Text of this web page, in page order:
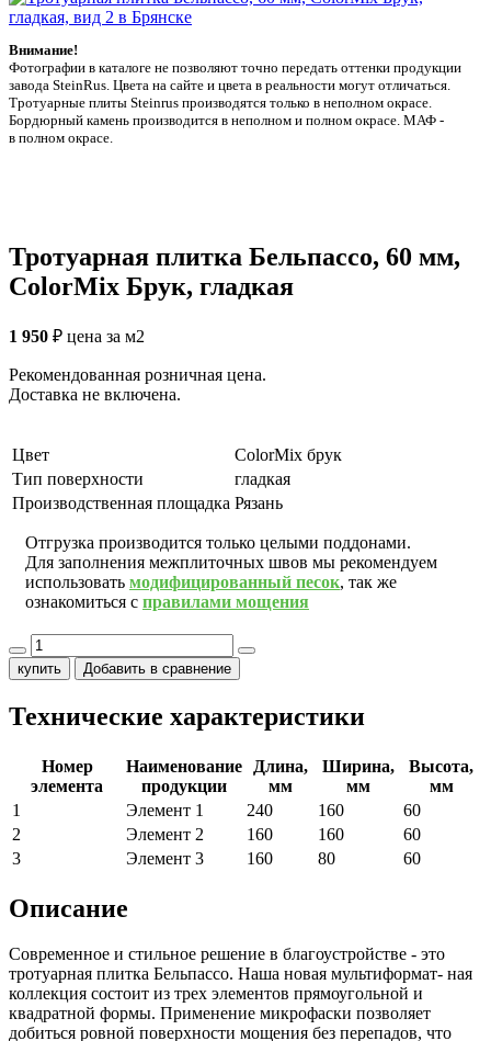
Внимание!
Фотографии в каталоге не позволяют точно передать оттенки продукции
заводa SteinRus. Цвета на сайте и цвета в реальности могут отличаться.
Тротуарные плиты Steinrus производятся только в неполном окрасе.
Бордюрный камень производится в неполном и полном окрасе. МАФ -
в полном окрасе.
Тротуарная плитка Бельпассо, 60 мм,
ColorMix Брук, гладкая
1 950 ₽ цена за м2
Рекомендованная розничная цена.
Доставка не включена.
Цвет
ColorMix брук
Тип поверхности
гладкая
Производственная площадка Рязань
Отгрузка производится только целыми поддонами.
Для заполнения межплиточных швов мы рекомендуем
использовать модифицированный песок, так же
ознакомиться с правилами мощения
купить Добавить в сравнение
Технические характеристики
Номер
элемента
Наименование
продукции
Длина,
мм
Ширина,
мм
Высота,
мм
1
Элемент 1 240 160
60
2
Элемент 2 160 160
60
3
Элемент 3 160 80 60
Описание
Современное и стильное решение в благоустройстве - это
тротуарная плитка Бельпассо. Наша новая мультиформат- ная
коллекция состоит из трех элементов прямоугольной и
квадратной формы. Применение микрофаски позволяет
добиться ровной поверхности мощения без перепадов, что